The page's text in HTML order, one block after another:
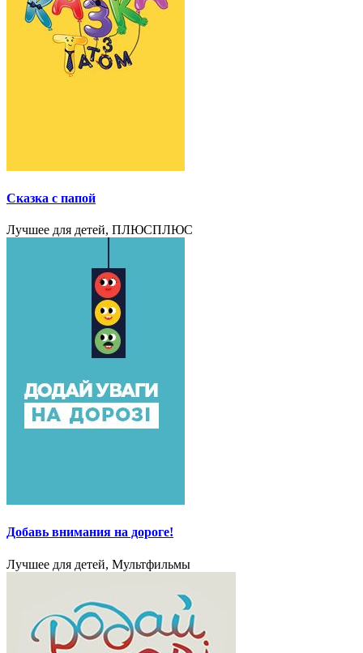
Сказка с папой
Лучшее для детей, ПЛЮСПЛЮС
Добавь внимания на дороге!
Лучшее для детей, Мультфильмы